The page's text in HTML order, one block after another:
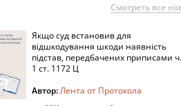
Смотреть все
Якщо суд встановив для
відшкодування шкоди наявність
підстав, передбачених приписами ч.
1 ст. 1172 Ц
Автор:Лента от Протокола